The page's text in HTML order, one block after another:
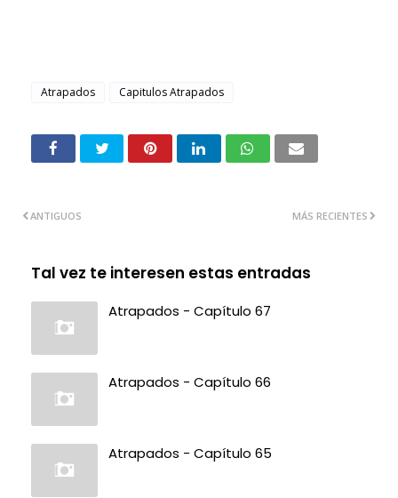
Atrapados Capitulos Atrapados
MÁS RECIENTES
ANTIGUOS
Tal vez te interesen estas entradas
Atrapados - Capítulo 67
Atrapados - Capítulo 66
Atrapados - Capítulo 65